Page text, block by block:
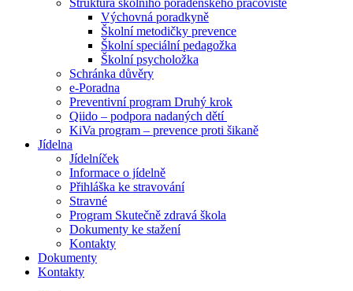
Struktura školního poradenského pracoviště
Výchovná poradkyně
Školní metodičky prevence
Školní speciální pedagožka
Školní psycholožka
Schránka důvěry
e-Poradna
Preventivní program Druhý krok
Qiido – podpora nadaných dětí
KiVa program – prevence proti šikaně
Jídelna
Jídelníček
Informace o jídelně
Přihláška ke stravování
Stravné
Program Skutečně zdravá škola
Dokumenty ke stažení
Kontakty
Dokumenty
Kontakty